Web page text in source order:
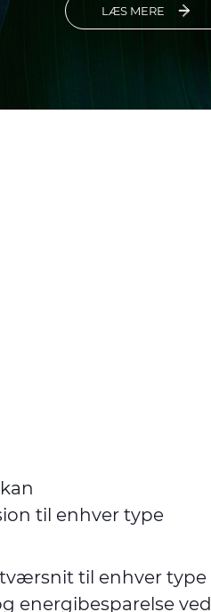
LÆS MERE
til enhver type
til enhver type
energibesparelse ved